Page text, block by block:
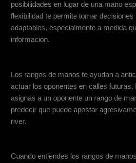
posibilidades en lugar de una mano
flexibilidad te permite tomar
adaptables, especialmente a medida
información.
Los rangos de manos te ayudan a
actuar los oponentes en calles futuras.
asignas a un oponente un rango de
predecir que puede apostar
river.
Cuando entiendes los rangos de